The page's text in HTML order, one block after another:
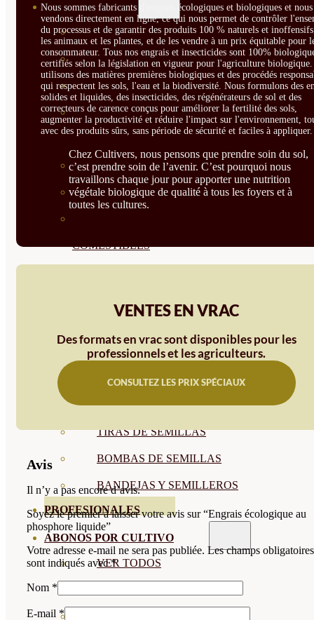
SEMILLAS
VER TODAS
BIODINÁMICAS DEMETER
HORTALIZA FRUTO
SEMILLAS HORTALIZA DE
HOJA
SEMILLAS AROMÁTICAS
SEMILLAS FLORES
COMESTIBLES
SEMILLAS LEGUMINOSAS
MICROGREEN
CUBIERTAS VEGETALES
TIRAS DE SEMILLAS
BOMBAS DE SEMILLAS
BANDEJAS Y SEMILLEROS
PROFESIONALES
ABONOS POR CULTIVO
VER TODOS
Nous sommes fabricants d'engrais écologiques et biologiques et nous
vendons directement en ligne, ce qui nous permet de contrôler
du processus et de garantir des produits 100 % naturels et
les animaux et les plantes, et de les vendre à un prix équitable pour
consommateur. Tous nos engrais et insecticides sont 100%
certifiés selon la législation en vigueur pour l'agriculture biologique.
utilisons des matières premières biologiques et des procédés
qui respectent les sols, l'eau et la biodiversité. Nous formulons des
solides et liquides, des insecticides, des régénérateurs de sol et des
correcteurs de carence conçus pour améliorer la fertilité des sols,
augmenter la productivité et réduire l'impact sur l'environnement,
avec des produits sûrs, sans période de sécurité et faciles à appliquer.
Chez Cultivers, nous pensons que prendre soin du sol,
c’est prendre soin de l’avenir. C’est pourquoi nous
travaillons chaque jour pour apporter une nutrition
végétale biologique de qualité à tous les foyers et à
toutes les cultures.
VENTES EN VRAC
Des formats en vrac sont disponibles pour les
professionnels et les agriculteurs.
CONSULTEZ LES PRIX SPÉCIAUX
Avis
Il n’y a pas encore d’avis.
Soyez le premier à laisser votre avis sur “Engrais écologique au
phosphore liquide”
Votre adresse e-mail ne sera pas publiée. Les champs obligatoires
sont indiqués avec*
Nom *
E-mail *